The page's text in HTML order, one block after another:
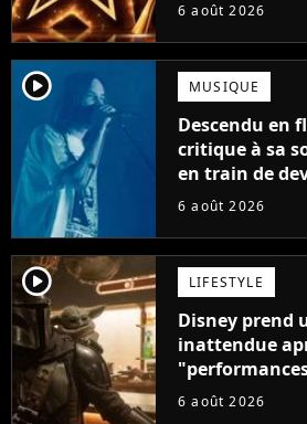
6 août 2026
player2 MUSIQUE
Descendu en
critique à sa
en train de
populaire de
6 août 2026
player2 LIFESTYLE
Disney prend
inattendue
Vaiana et The
6 août 2026